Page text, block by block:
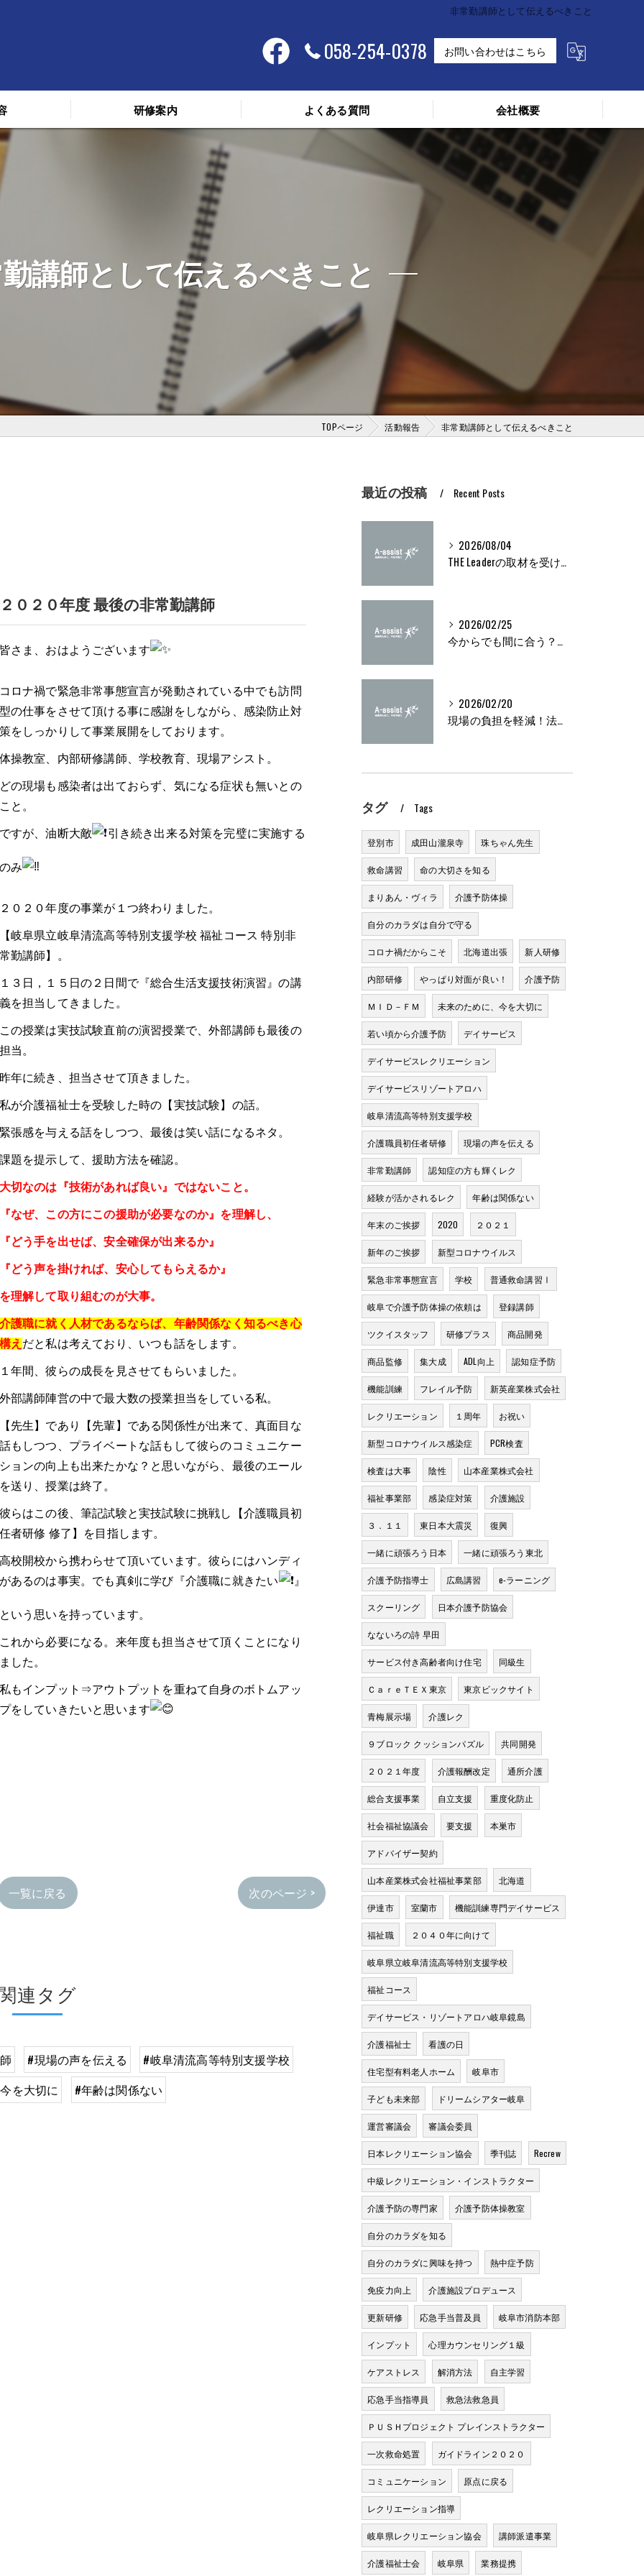
非常勤講師として伝えるべきこと
058-254-0378 お問い合わせはこちら
研修案内 よくある質問 会社概要
講師として伝えるべきこと
TOPページ 活動報告 非常勤講師として伝えるべきこと
２０２０年度 最後の非常勤講師
皆さま、おはようございます
コロナ禍で緊急非常事態宣言が発動されている中でも訪問
型の仕事をさせて頂ける事に感謝をしながら、感染防止対
策をしっかりして事業展開をしております。
体操教室、内部研修講師、学校教育、現場アシスト。
どの現場も感染者は出ておらず、気になる症状も無いとの
こと。
ですが、油断大敵 引き続き出来る対策を完璧に実施する
のみ
２０２０年度の事業が１つ終わりました。
【岐阜県立岐阜清流高等特別支援学校 福祉コース 特別非
常勤講師】。
１３日，１５日の２日間で『総合生活支援技術演習』の講
義を担当してきました。
この授業は実技試験直前の演習授業で、外部講師も最後の
担当。
昨年に続き、担当させて頂きました。
私が介護福祉士を受験した時の【実技試験】の話。
緊張感を与える話をしつつ、最後は笑い話になるネタ。
課題を提示して、援助方法を確認。
大切なのは『技術があれば良い』ではないこと。
『なぜ、この方にこの援助が必要なのか』を理解し、
『どう手を出せば、安全確保が出来るか』
『どう声を掛ければ、安心してもらえるか』
を理解して取り組むのが大事。
介護職に就く人材であるならば、年齢関係なく知るべき心
構え だと私は考えており、いつも話をします。
１年間、彼らの成長を見させてもらいました。
外部講師陣営の中で最大数の授業担当をしている私。
【先生】であり【先輩】である関係性が出来て、真面目な
話もしつつ、プライベートな話もして彼らのコミュニケー
ションの向上も出来たかな？と思いながら、最後のエール
を送り、授業は終了。
彼らはこの後、筆記試験と実技試験に挑戦し【介護職員初
任者研修 修了】を目指します。
高校開校から携わらせて頂いています。彼らにはハンディ
があるのは事実。でも真剣に学び『介護職に就きたい
』
という思いを持っています。
これから必要になる。来年度も担当させて頂くことになり
ました。
私もインプット⇒アウトプットを重ねて自身のボトムアッ
プをしていきたいと思います
一覧に戻る 次のページ >
連タグ
#現場の声を伝える
#岐阜清流高等特別支援学校
を大切に
#年齢は関係ない
最近の投稿 Recent Posts
2026/08/04
THE Leaderの取材を受けました
2026/02/25
今からでも間に合う？ブライト500取得条件をわかりやすく解説
2026/02/20
現場の負担を軽減！法定研修の実施方法とは？
タグ Tags
登別市 成田山瀧泉寺 珠ちゃん先生
救命講習 命の大切さを知る
まりあん・ヴィラ 介護予防体操
自分のカラダは自分で守る
コロナ禍だからこそ 北海道出張 新人研修
内部研修 やっぱり対面が良い！ 介護予防
ＭＩＤ－ＦＭ 未来のために、今を大切に
若い頃から介護予防 デイサービス
デイサービスレクリエーション
デイサービスリゾートアロハ
岐阜清流高等特別支援学校
介護職員初任者研修 現場の声を伝える
非常勤講師 認知症の方も輝くレク
経験が活かされるレク 年齢は関係ない
年末のご挨拶 2020 ２０２１
新年のご挨拶 新型コロナウイルス
緊急非常事態宣言 学校 普通救命講習Ⅰ
岐阜で介護予防体操の依頼は 登録講師
ツクイスタッフ 研修プラス 商品開発
商品監修 集大成 ADL向上 認知症予防
機能訓練 フレイル予防 新英産業株式会社
レクリエーション １周年 お祝い
新型コロナウイルス感染症 PCR検査
検査は大事 陰性 山本産業株式会社
福祉事業部 感染症対策 介護施設
３．１１ 東日本大震災 復興
一緒に頑張ろう日本 一緒に頑張ろう東北
介護予防指導士 広島講習 e-ラーニング
スクーリング 日本介護予防協会
なないろの詩 早田
サービス付き高齢者向け住宅 同級生
ＣａｒｅＴＥＸ東京 東京ビックサイト
青梅展示場 介護レク
９ブロック クッションパズル 共同開発
２０２１年度 介護報酬改定 通所介護
総合支援事業 自立支援 重度化防止
社会福祉協議会 要支援 本巣市
アドバイザー契約
山本産業株式会社福祉事業部 北海道
伊達市 室蘭市 機能訓練専門デイサービス
福祉職 ２０４０年に向けて
岐阜県立岐阜清流高等特別支援学校
福祉コース
デイサービス・リゾートアロハ岐阜鏡島
介護福祉士 看護の日
住宅型有料老人ホーム 岐阜市
子ども未来部 ドリームシアター岐阜
運営審議会 審議会委員
日本レクリエーション協会 季刊誌 Recrew
中級レクリエーション・インストラクター
介護予防の専門家 介護予防体操教室
自分のカラダを知る
自分のカラダに興味を持つ 熱中症予防
免疫力向上 介護施設プロデュース
更新研修 応急手当普及員 岐阜市消防本部
インプット 心理カウンセリング１級
ケアストレス 解消方法 自主学習
応急手当指導員 救急法救急員
ＰＵＳＨプロジェクト プレインストラクター
一次救命処置 ガイドライン２０２０
コミュニケーション 原点に戻る
レクリエーション指導
岐阜県レクリエーション協会 講師派遣事業
介護福祉士会 岐阜県 業務提携